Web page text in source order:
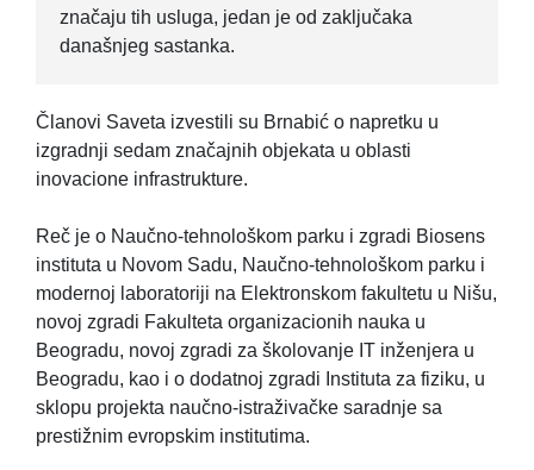
značaju tih usluga, jedan je od zaključaka
današnjeg sastanka.
Članovi Saveta izvestili su Brnabić o napretku u
izgradnji sedam značajnih objekata u oblasti
inovacione infrastrukture.
Reč je o Naučno-tehnološkom parku i zgradi Biosens
instituta u Novom Sadu, Naučno-tehnološkom parku i
modernoj laboratoriji na Elektronskom fakultetu u Nišu,
novoj zgradi Fakulteta organizacionih nauka u
Beogradu, novoj zgradi za školovanje IT inženjera u
Beogradu, kao i o dodatnoj zgradi Instituta za fiziku, u
sklopu projekta naučno-istraživačke saradnje sa
prestižnim evropskim institutima.